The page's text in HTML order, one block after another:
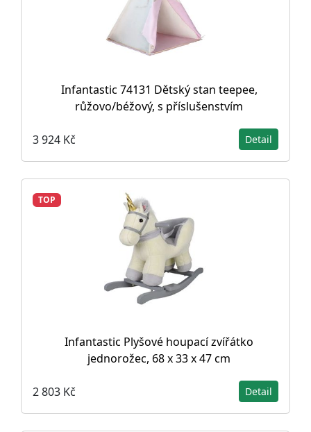
Infantastic 74131 Dětský stan teepee,
růžovo/béžový, s příslušenstvím
3 924 Kč Detail
TOP
Infantastic Plyšové houpací zvířátko
jednorožec, 68 x 33 x 47 cm
2 803 Kč Detail